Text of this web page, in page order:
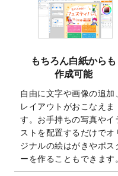
2025/9/10
喪中はが
レートを
2025/8/1
9,160万
2025/7/30
キャンバ
トを追加
2025/6/30
暑中見舞
しました
2025/6/27
キャン
トを追加
2025/6/24
2026年
テンプレ
もちろん白紙からも
作成可能
自由に文字や画像の追加、
レイアウトがおこなえま
す。お手持ちの写真やイ
ストを配置するだけでオ
ジナルの絵はがきやポス
ーを作ることもできます。